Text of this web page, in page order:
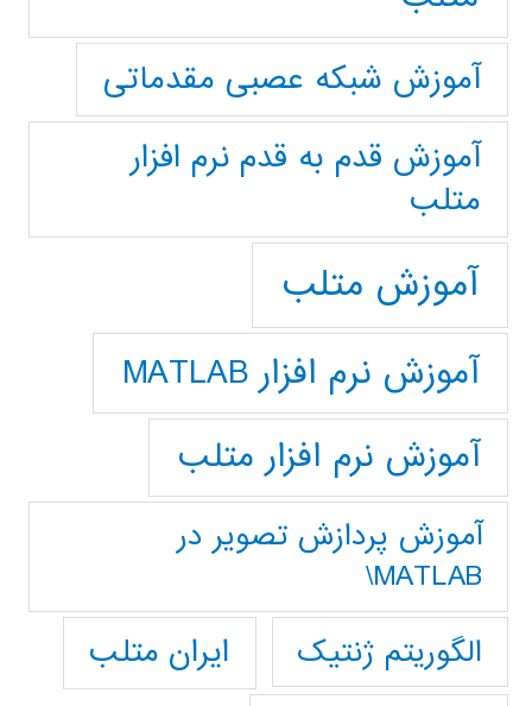
آموزش شبکه عصبی مقدماتی
آموزش قدم به قدم نرم افزار
متلب
آموزش متلب
آموزش نرم افزار MATLAB
آموزش نرم افزار متلب
آموزش پردازش تصوير در
MATLAB\
الگوریتم ژنتیک
ایران متلب